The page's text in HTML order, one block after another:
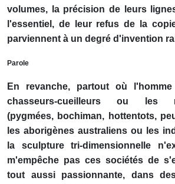
volumes, la précision de leurs
l'essentiel, de leur refus de la
parviennent à un degré d'invention
Parole
En revanche, partout où
chasseurs-cueilleurs ou les
(pygmées, bochiman, hottentots,
les aborigènes australiens ou les
la sculpture tri-dimensionnelle
m'empêche pas ces sociétés de
tout aussi passionnante, dans